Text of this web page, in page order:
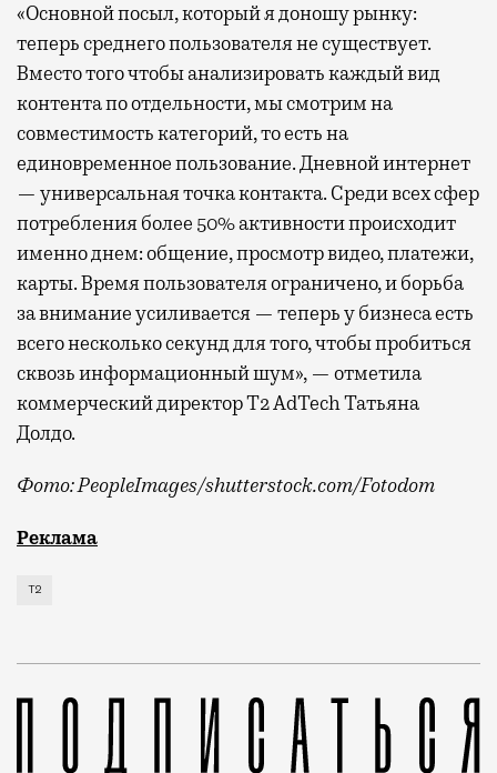
«Основной посыл, который я доношу рынку:
теперь среднего пользователя не существует.
Вместо того чтобы анализировать каждый вид
контента по отдельности, мы смотрим на
совместимость категорий, то есть на
единовременное пользование. Дневной интернет
— универсальная точка контакта. Среди всех сфер
потребления более 50% активности происходит
именно днем: общение, просмотр видео, платежи,
карты. Время пользователя ограничено, и борьба
за внимание усиливается — теперь у бизнеса есть
всего несколько секунд для того, чтобы пробиться
сквозь информационный шум», — отметила
коммерческий директор Т2 AdTech Татьяна
Долдо.
Фото: PeopleImages/shutterstock.com/Fotodom
Мобильный оператор Т2 изучил модели интернет-
Реклама
Т2